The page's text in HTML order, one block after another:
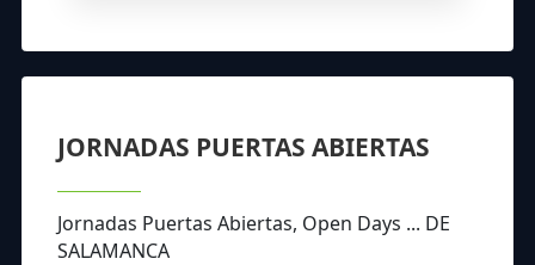
JORNADAS PUERTAS ABIERTAS
Jornadas Puertas Abiertas, Open Days ... DE
SALAMANCA